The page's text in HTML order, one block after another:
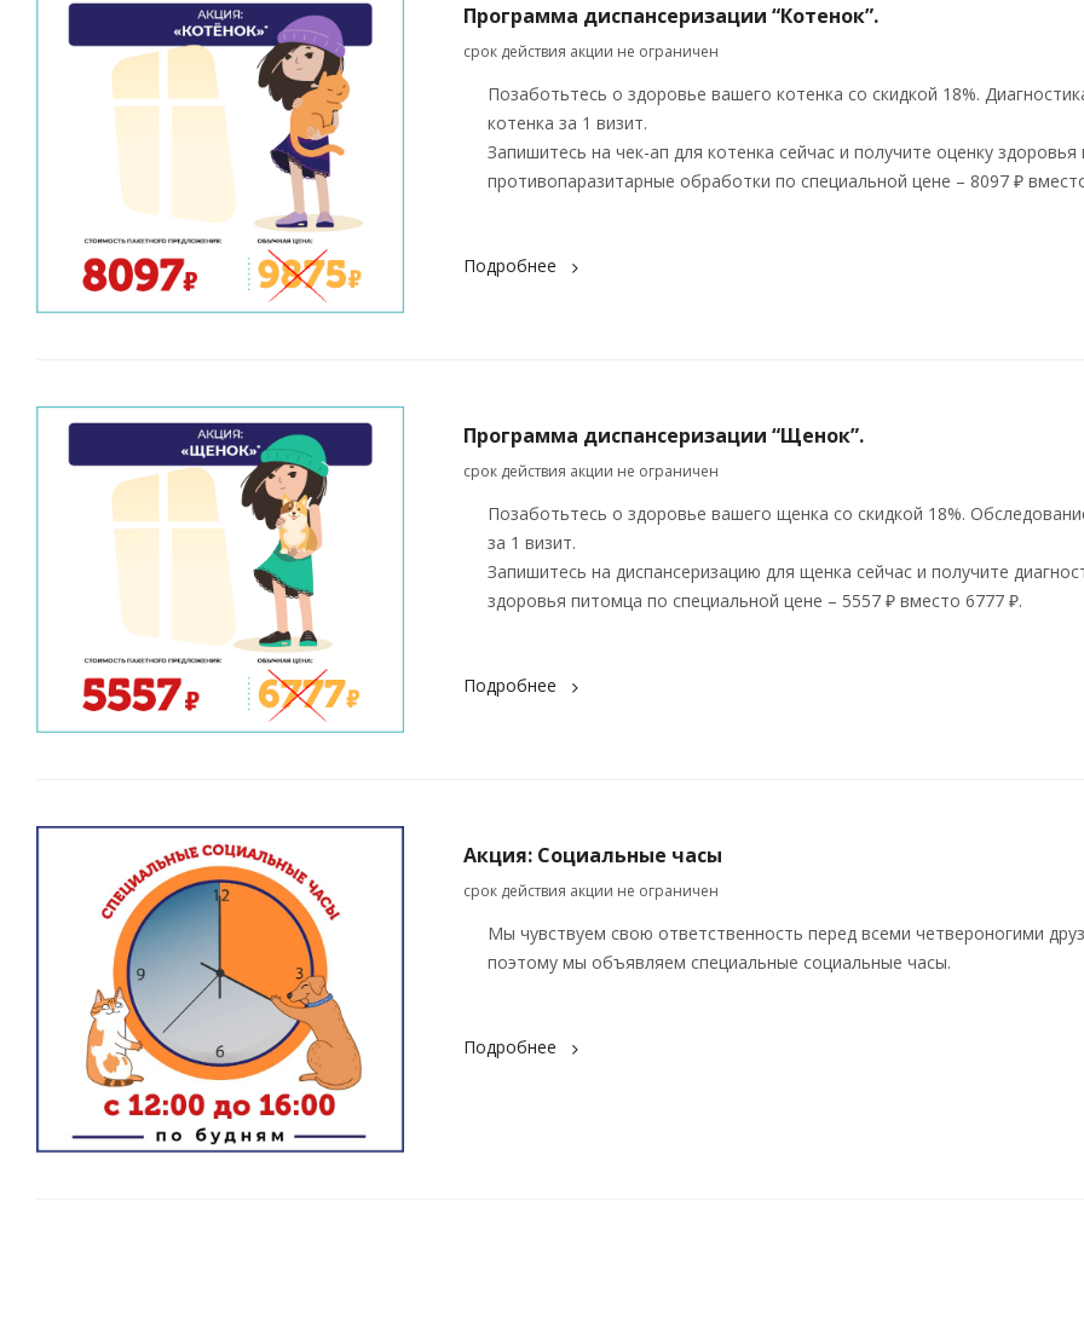
Программа диспансеризации “Котенок”.
срок действия акции не ограничен
Позаботьтесь о здоровье вашего котенка со скидкой 18%.
котенка за 1 визит.
Запишитесь на чек-ап для котенка сейчас и получите оценку
противопаразитарные обработки по специальной цене – 8097 ₽
Подробнее
Программа диспансеризации “Щенок”.
срок действия акции не ограничен
Позаботьтесь о здоровье вашего щенка со скидкой 18%.
за 1 визит.
Запишитесь на диспансеризацию для щенка сейчас и получите
здоровья питомца по специальной цене – 5557 ₽ вместо 6777 ₽.
Подробнее
Акция: Социальные часы
срок действия акции не ограничен
Мы чувствуем свою ответственность перед всеми четвероногими
поэтому мы объявляем специальные социальные часы.
Подробнее